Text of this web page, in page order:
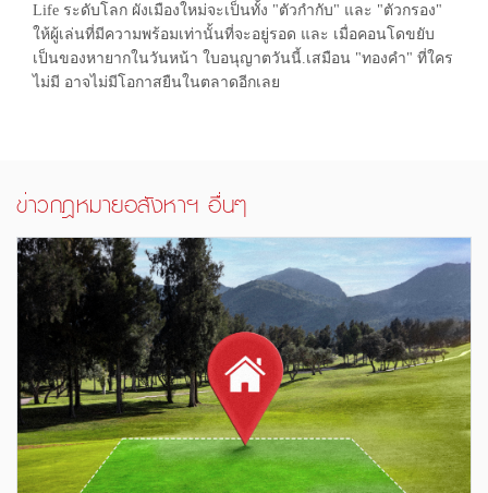
Life ระดับโลก ผังเมืองใหม่จะเป็นทั้ง "ตัวกำกับ" และ "ตัวกรอง"
ให้ผู้เล่นที่มีความพร้อมเท่านั้นที่จะอยู่รอด และ เมื่อคอนโดขยับ
เป็นของหายากในวันหน้า ใบอนุญาตวันนี้.เสมือน "ทองคำ" ที่ใคร
ไม่มี อาจไม่มีโอกาสยืนในตลาดอีกเลย
ข่าวกฎหมายอสังหาฯ อื่นๆ